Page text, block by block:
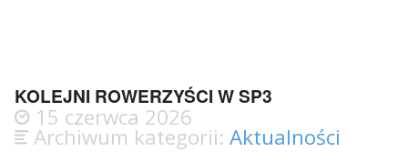
KOLEJNI ROWERZYŚCI W SP3
15 czerwca 2026
Archiwum kategorii: Aktualności